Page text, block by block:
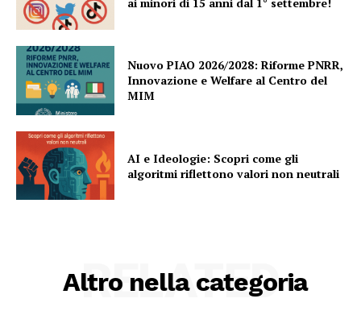
Nuovo PIAO 2026/2028: Riforme PNRR,
Innovazione e Welfare al Centro del
MIM
AI e Ideologie: Scopri come gli
algoritmi riflettono valori non neutrali
Altro nella categoria
RELATED